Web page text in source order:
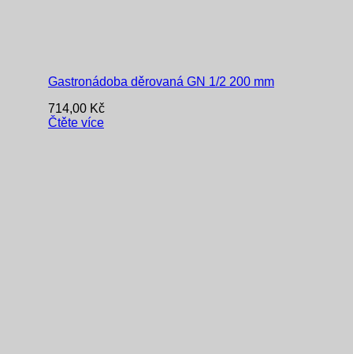
Gastronádoba děrovaná GN 1/2 200 mm
714,00 Kč
Čtěte více